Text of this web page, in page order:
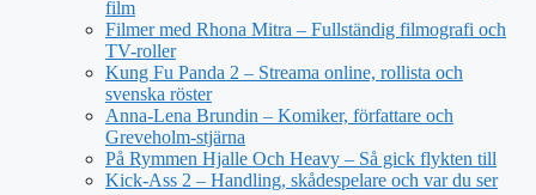
film
Filmer med Rhona Mitra – Fullständig filmografi och
TV-roller
Kung Fu Panda 2 – Streama online, rollista och
svenska röster
Anna-Lena Brundin – Komiker, författare och
Greveholm-stjärna
På Rymmen Hjalle Och Heavy – Så gick flykten till
Kick-Ass 2 – Handling, skådespelare och var du ser